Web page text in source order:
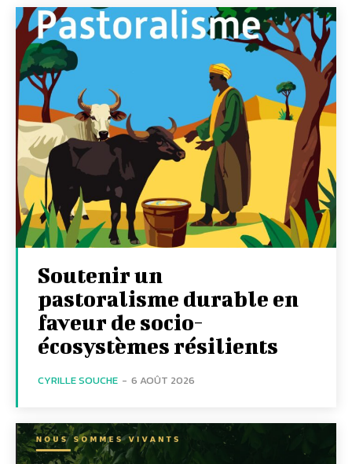
Soutenir un
pastoralisme durable en
faveur de socio-
écosystèmes résilients
CYRILLE SOUCHE - 6 AOÛT 2026